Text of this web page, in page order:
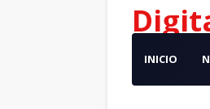
INICIO